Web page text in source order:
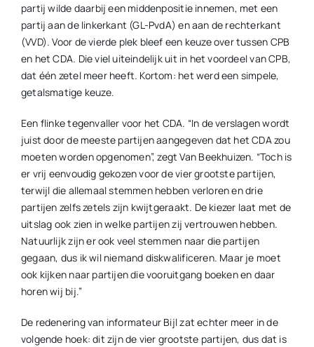
partij wilde daarbij een middenpositie innemen, met een
partij aan de linkerkant (GL-PvdA) en aan de rechterkant
(VVD). Voor de vierde plek bleef een keuze over tussen CPB
en het CDA. Die viel uiteindelijk uit in het voordeel van CPB,
dat één zetel meer heeft. Kortom: het werd een simpele,
getalsmatige keuze.
Een flinke tegenvaller voor het CDA. “In de verslagen wordt
juist door de meeste partijen aangegeven dat het CDA zou
moeten worden opgenomen”, zegt Van Beekhuizen. “Toch is
er vrij eenvoudig gekozen voor de vier grootste partijen,
terwijl die allemaal stemmen hebben verloren en drie
partijen zelfs zetels zijn kwijtgeraakt. De kiezer laat met de
uitslag ook zien in welke partijen zij vertrouwen hebben.
Natuurlijk zijn er ook veel stemmen naar die partijen
gegaan, dus ik wil niemand diskwalificeren. Maar je moet
ook kijken naar partijen die vooruitgang boeken en daar
horen wij bij.”
De redenering van informateur Bijl zat echter meer in de
volgende hoek: dit zijn de vier grootste partijen, dus dat is